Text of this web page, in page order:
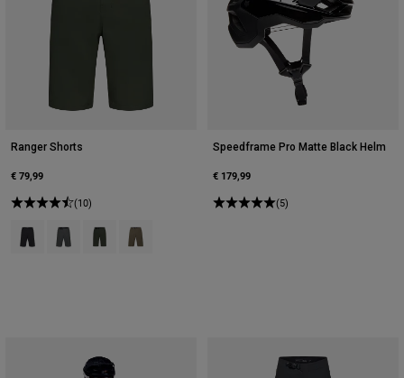
Ranger Shorts
€ 79,99
(10)
Product swatch type of Schwarz.
Product swatch type of Dunkles Schattengrau.
Product swatch type of Efeugrün.
Product swatch type of Militärgrün.
Speedframe Pro Matte Black Helm
€ 179,99
(5)